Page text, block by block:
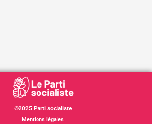
©2025 Parti socialiste
Mentions légales